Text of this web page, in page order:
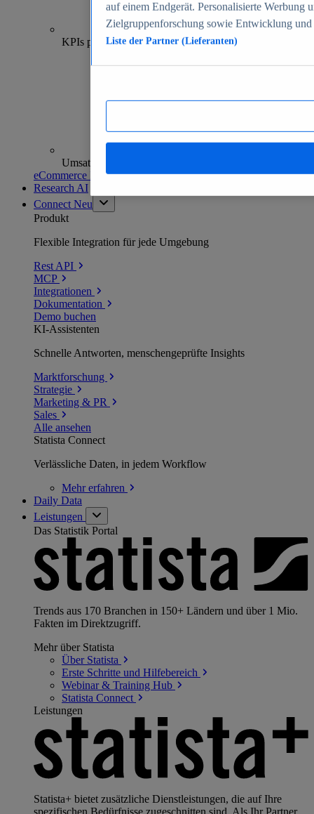
70+
KPIs pro Shop
Umsatzanalysen und -prognosen
eCommerce Insights entdecken
Research AI
Connect Neu
Produkt
Flexible Integration für jede Umgebung
Rest API
MCP
Integrationen
Dokumentation
Demo buchen
KI-Assistenten
Schnelle Antworten, menschengeprüfte Insights
Marktforschung
Strategie
Marketing & PR
Sales
Alle ansehen
Statista Connect
Verlässliche Daten, in jedem Workflow
Mehrerfahren
Daily Data
Leistungen
Das Statistik Portal
Trends aus 170 Branchen in 150+ Ländern und über 1 Mio.
Fakten im Direktzugriff.
Mehr über Statista
Über Statista
Erste Schritte und Hilfebereich
Webinar & Training Hub
Statista Connect
Leistungen
Statista+ bietet zusätzliche Dienstleistungen, die auf Ihre
spezifischen Bedürfnisse zugeschnitten sind. Als Ihr Partner
auf einem Endgerät. Personalisierte Werbung
Zielgruppenforschung sowie Entwicklung
Liste der Partner (Lieferanten)